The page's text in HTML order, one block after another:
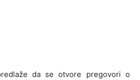
da se otvore pregovori o